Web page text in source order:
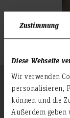
Zustimmung
Diese Webseite
Wir verwenden
personalisieren,
können und die
Außerdem
Follow us